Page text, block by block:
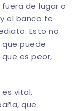
de lugar o
el banco te
Esto no
puede
es peor,
vital,
que